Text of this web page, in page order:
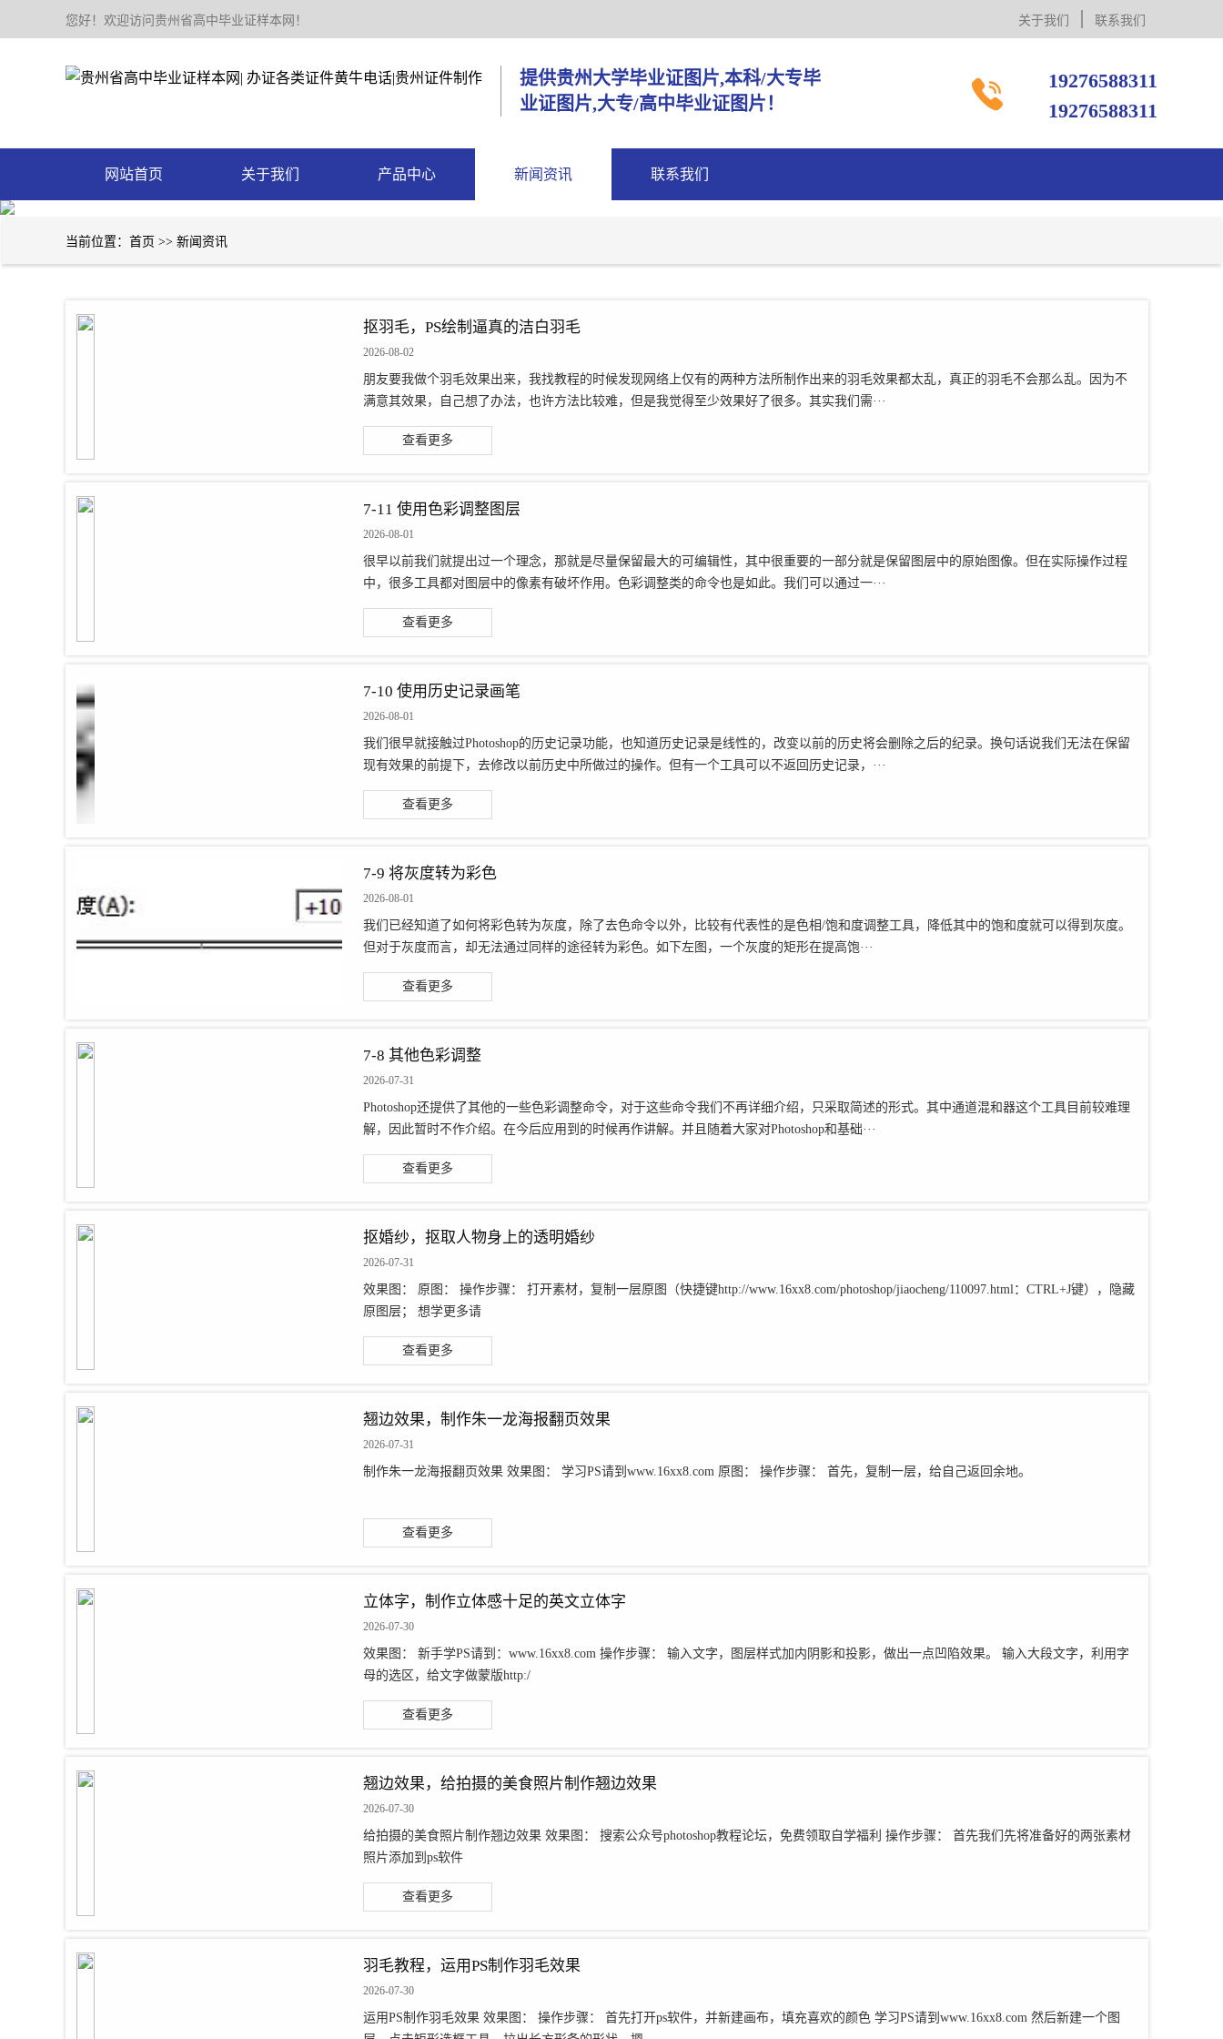
您好！欢迎访问贵州省高中毕业证样本网！ 关于我们 联系我们
提供贵州大学毕业证图片,本科/大专毕
业证图片,大专/高中毕业证图片！

19276588311
19276588311
网站首页 关于我们 产品中心 新闻资讯 联系我们
当前位置： 首页 >> 新闻资讯
抠羽毛，PS绘制逼真的洁白羽毛
2026-08-02
朋友要我做个羽毛效果出来，我找教程的时候发现网络上仅有的两种方法所制作出来的羽毛效果都太乱，真正的羽毛不会那么乱。因为不
满意其效果，自己想了办法，也许方法比较难，但是我觉得至少效果好了很多。其实我们需···
查看更多
7-11 使用色彩调整图层
2026-08-01
很早以前我们就提出过一个理念，那就是尽量保留最大的可编辑性，其中很重要的一部分就是保留图层中的原始图像。但在实际操作过程
中，很多工具都对图层中的像素有破坏作用。色彩调整类的命令也是如此。我们可以通过一···
查看更多
7-10 使用历史记录画笔
2026-08-01
我们很早就接触过Photoshop的历史记录功能，也知道历史记录是线性的，改变以前的历史将会删除之后的纪录。换句话说我们无法在保留
现有效果的前提下，去修改以前历史中所做过的操作。但有一个工具可以不返回历史记录，···
查看更多
7-9 将灰度转为彩色
2026-08-01
我们已经知道了如何将彩色转为灰度，除了去色命令以外，比较有代表性的是色相/饱和度调整工具，降低其中的饱和度就可以得到灰度。
但对于灰度而言，却无法通过同样的途径转为彩色。如下左图，一个灰度的矩形在提高饱···
查看更多
7-8 其他色彩调整
2026-07-31
Photoshop还提供了其他的一些色彩调整命令，对于这些命令我们不再详细介绍，只采取简述的形式。其中通道混和器这个工具目前较难理
解，因此暂时不作介绍。在今后应用到的时候再作讲解。并且随着大家对Photoshop和基础···
查看更多
抠婚纱，抠取人物身上的透明婚纱
2026-07-31
效果图： 原图： 操作步骤： 打开素材，复制一层原图（快捷键http://www.16xx8.com/photoshop/jiaocheng/110097.html：CTRL+J键），隐藏
原图层； 想学更多请
查看更多
翘边效果，制作朱一龙海报翻页效果
2026-07-31
制作朱一龙海报翻页效果 效果图： 学习PS请到www.16xx8.com 原图： 操作步骤： 首先，复制一层，给自己返回余地。
查看更多
立体字，制作立体感十足的英文立体字
2026-07-30
效果图： 新手学PS请到：www.16xx8.com 操作步骤： 输入文字，图层样式加内阴影和投影，做出一点凹陷效果。 输入大段文字，利用字
母的选区，给文字做蒙版http:/
查看更多
翘边效果，给拍摄的美食照片制作翘边效果
2026-07-30
给拍摄的美食照片制作翘边效果 效果图： 搜索公众号photoshop教程论坛，免费领取自学福利 操作步骤： 首先我们先将准备好的两张素材
照片添加到ps软件
查看更多
羽毛教程，运用PS制作羽毛效果
2026-07-30
运用PS制作羽毛效果 效果图： 操作步骤： 首先打开ps软件，并新建画布，填充喜欢的颜色 学习PS请到www.16xx8.com 然后新建一个图